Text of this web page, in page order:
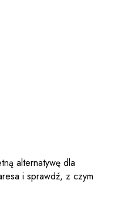
alternatywę dla
i sprawdź, z czym